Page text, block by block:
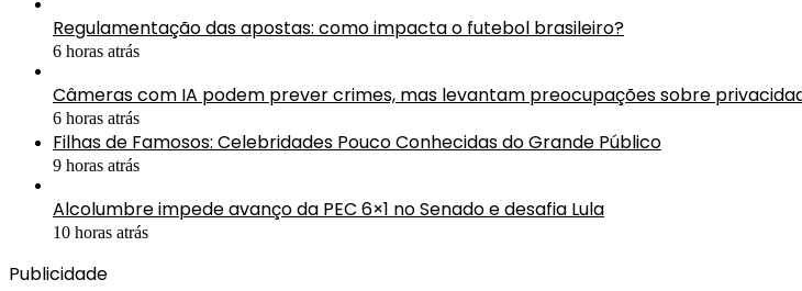
Regulamentação das apostas: como impacta o futebol brasileiro?
6 horas atrás
Câmeras com IA podem prever crimes, mas levantam preocupações sobre
6 horas atrás
Filhas de Famosos: Celebridades Pouco Conhecidas do Grande Público
9 horas atrás
Alcolumbre impede avanço da PEC 6×1 no Senado e desafia Lula
10 horas atrás
Publicidade